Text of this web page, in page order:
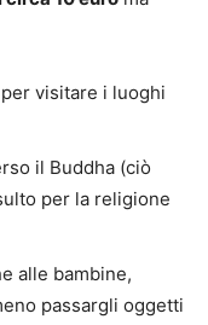
visitare i luoghi
il Buddha (ciò
per la religione
alle bambine,
passargli oggetti